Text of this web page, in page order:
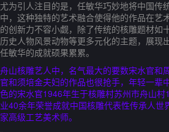
尤为引人注目的是，任敏华巧妙地将中国传
中，这种独特的艺术融合使得他的作品在艺
的创新力不容小觑，除了传统的核雕题材如
历史人物风景动物等更多元化的主题，展现
任敏华的成就硕果累累。
舟山核雕艺人中，名气最大的要数宋水官和
官和须培金夫妇的作品也很抢手，年轻一辈
色的宋水官1946年生于核雕村苏州市舟山
业40余年荣誉成就中国核雕代表性传承人世
家高级工艺美术师。